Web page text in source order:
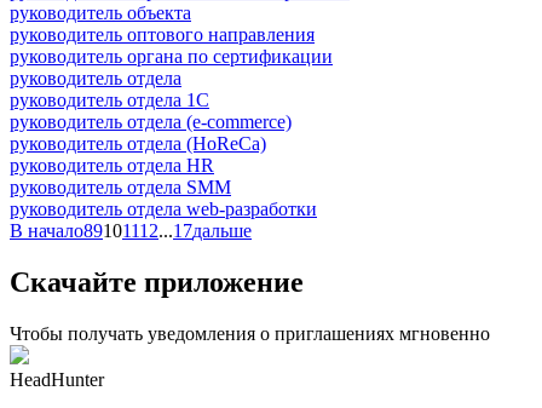
руководитель объекта
руководитель оптового направления
руководитель органа по сертификации
руководитель отдела
руководитель отдела 1С
руководитель отдела (e-commerce)
руководитель отдела (HoReCa)
руководитель отдела HR
руководитель отдела SMM
руководитель отдела web-разработки
В начало89101112...17дальше
Скачайте приложение
Чтобы получать уведомления о приглашениях мгновенно
HeadHunter